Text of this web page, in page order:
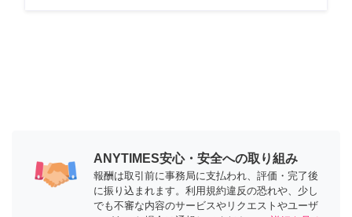
ANYTIMES安心・安全への取り組み
報酬は取引前に事務局に支払われ、評価・完了後
に振り込まれます。利用規約違反の恐れや、少し
でも不審な内容のサービスやリクエストやユーザ